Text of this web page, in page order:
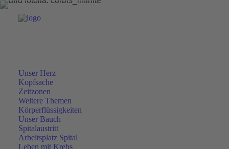
Unser Herz
Kopfsache
Zeitzonen
Weitere Themen
Körperflüssigkeiten
Unser Bauch
Spitalaustritt
Arbeitsplatz Spital
Leben mit Krebs